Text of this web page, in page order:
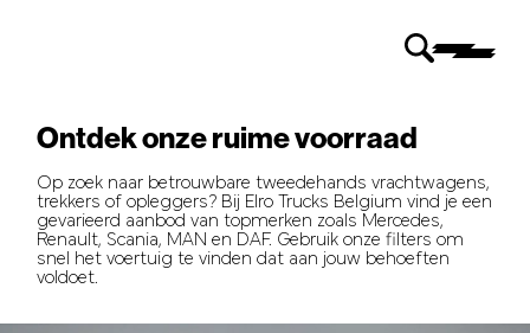
Ontdek onze ruime voorraad
Op zoek naar betrouwbare tweedehands vrachtwagens,
trekkers of opleggers? Bij Elro Trucks Belgium vind je een
gevarieerd aanbod van topmerken zoals Mercedes,
Renault, Scania, MAN en DAF. Gebruik onze filters om
snel het voertuig te vinden dat aan jouw behoeften
voldoet.